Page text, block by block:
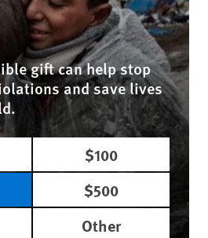
gift can help stop
and save lives
$100
$500
Other